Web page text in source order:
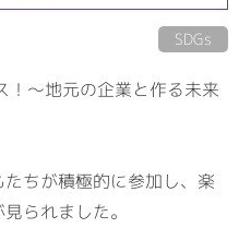
SDGs
！～地元の企業と作る未来
ちが積極的に参加し、楽
られました。